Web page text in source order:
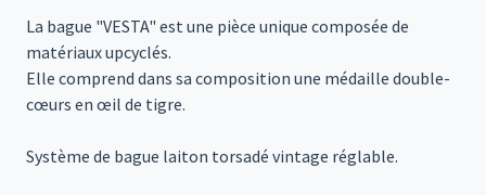
La bague "VESTA" est une pièce unique composée de
matériaux upcyclés.
Elle comprend dans sa composition une médaille double-
cœurs en œil de tigre.
Système de bague laiton torsadé vintage réglable.